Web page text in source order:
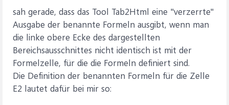
sah gerade, dass das Tool Tab2Html eine "verzerrte"
Ausgabe der benannte Formeln ausgibt, wenn man
die linke obere Ecke des dargestellten
Bereichsausschnittes nicht identisch ist mit der
Formelzelle, für die die Formeln definiert sind.
Die Definition der benannten Formeln für die Zelle
E2 lautet dafür bei mir so: